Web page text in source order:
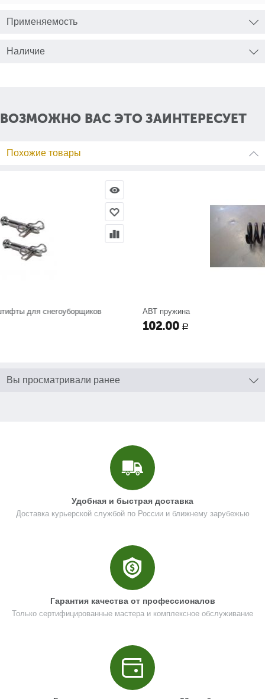
Применяемость
Наличие
ВОЗМОЖНО ВАС ЭТО ЗАИНТЕРЕСУЕТ
Похожие товары
АВТ пружина
Вы просматривали ранее
Удобная и быстрая доставка
Доставка курьерской службой по России и ближнему зарубежью
Гарантия качества от профессионалов
Только сертифицированные мастера и комплексное обслуживание